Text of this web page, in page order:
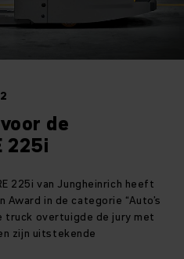
de
225i
225i van Jungheinrich heeft
in de categorie “Auto’s
truck overtuigde de jury met
zijn uitstekende